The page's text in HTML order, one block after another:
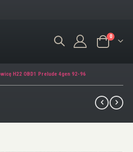
Koszyk
0produkty/
H22 OBD1 Prelude 4gen 92-96